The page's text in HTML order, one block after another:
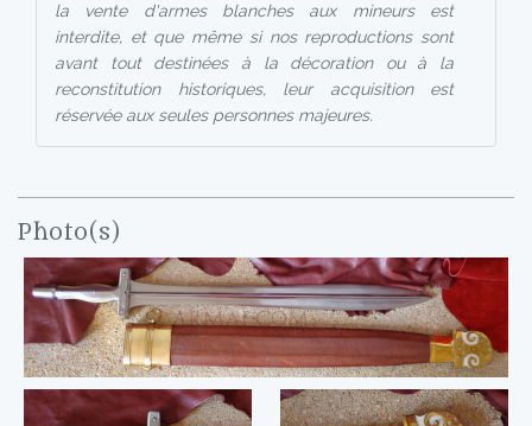
la vente d'armes blanches aux mineurs est
interdite, et que même si nos reproductions sont
avant tout destinées à la décoration ou à la
reconstitution historiques, leur acquisition est
réservée aux seules personnes majeures.
Photo(s)